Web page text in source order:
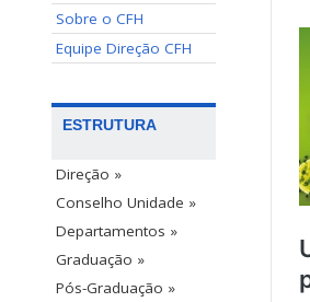
Sobre o CFH
Equipe Direção CFH
ESTRUTURA
Direção »
Conselho Unidade »
Departamentos »
Graduação »
Pós-Graduação »